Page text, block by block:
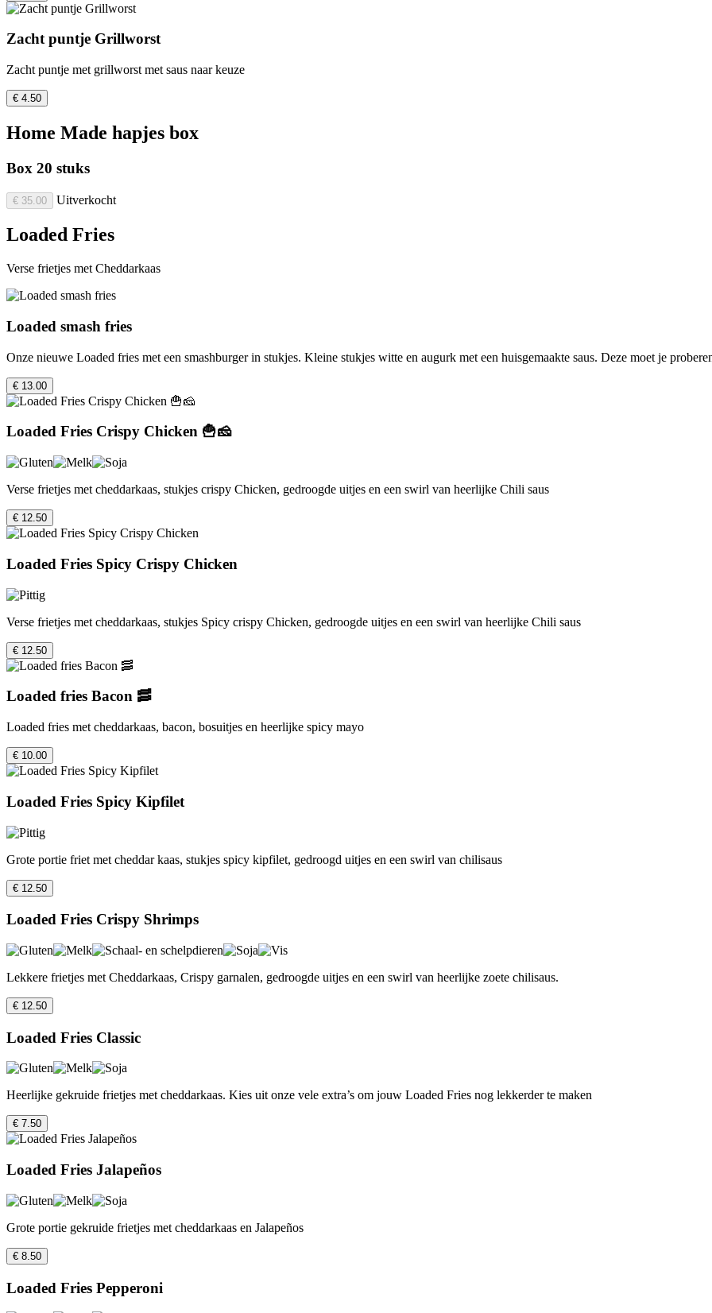
Zacht puntje Grillworst
Zacht puntje met grillworst met saus naar keuze
€ 4.50
Home Made hapjes box
Box 20 stuks
€ 35.00 Uitverkocht
Loaded Fries
Verse frietjes met Cheddarkaas
Loaded smash fries
Onze nieuwe Loaded fries met een smashburger in stukjes. Kleine stukjes witte en augurk met een huisgemaakte saus. Deze moet je
€ 13.00
Loaded Fries Crispy Chicken 🍟🧀
Verse frietjes met cheddarkaas, stukjes crispy Chicken, gedroogde uitjes en een swirl van heerlijke Chili saus
€ 12.50
Loaded Fries Spicy Crispy Chicken
Verse frietjes met cheddarkaas, stukjes Spicy crispy Chicken, gedroogde uitjes en een swirl van heerlijke Chili saus
€ 12.50
Loaded fries Bacon 🥓
Loaded fries met cheddarkaas, bacon, bosuitjes en heerlijke spicy mayo
€ 10.00
Loaded Fries Spicy Kipfilet
Grote portie friet met cheddar kaas, stukjes spicy kipfilet, gedroogd uitjes en een swirl van chilisaus
€ 12.50
Loaded Fries Crispy Shrimps
Lekkere frietjes met Cheddarkaas, Crispy garnalen, gedroogde uitjes en een swirl van heerlijke zoete chilisaus.
€ 12.50
Loaded Fries Classic
Heerlijke gekruide frietjes met cheddarkaas. Kies uit onze vele extra’s om jouw Loaded Fries nog lekkerder te maken
€ 7.50
Loaded Fries Jalapeños
Grote portie gekruide frietjes met cheddarkaas en Jalapeños
€ 8.50
Loaded Fries Pepperoni